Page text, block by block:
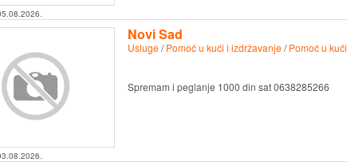
Novi Sad
Usluge/Pomoć u kući i izdržavanje/Pomoć u kući
Spremam i peglanje 1000 din sat 0638285266